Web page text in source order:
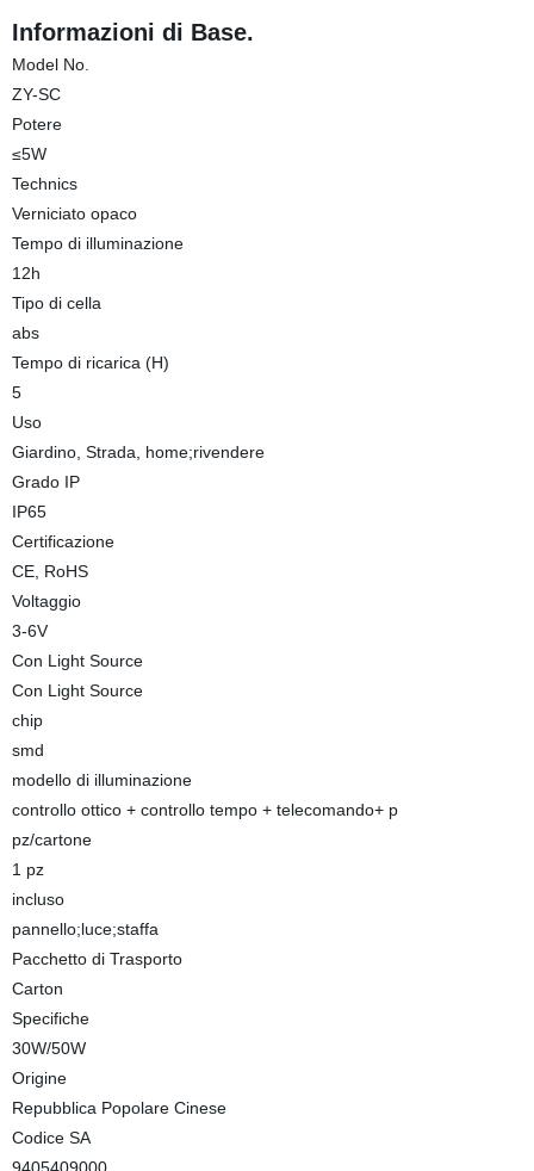
Informazioni di Base.
Model No.
ZY-SC
Potere
≤5W
Technics
Verniciato opaco
Tempo di illuminazione
12h
Tipo di cella
abs
Tempo di ricarica (H)
5
Uso
Giardino, Strada, home;rivendere
Grado IP
IP65
Certificazione
CE, RoHS
Voltaggio
3-6V
Con Light Source
Con Light Source
chip
smd
modello di illuminazione
controllo ottico + controllo tempo + telecomando+ p
pz/cartone
1 pz
incluso
pannello;luce;staffa
Pacchetto di Trasporto
Carton
Specifiche
30W/50W
Origine
Repubblica Popolare Cinese
Codice SA